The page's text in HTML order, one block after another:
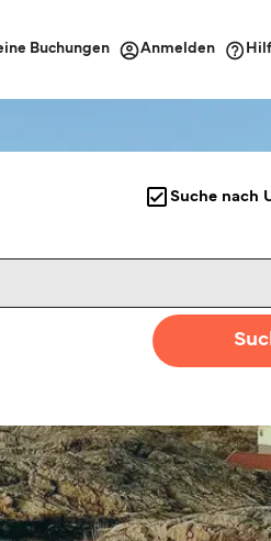
Buchungen Anmelden
Suche nach